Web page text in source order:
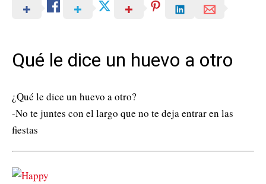
Qué le dice un huevo a otro
¿Qué le dice un huevo a otro?
-No te juntes con el largo que no te deja entrar en las
fiestas